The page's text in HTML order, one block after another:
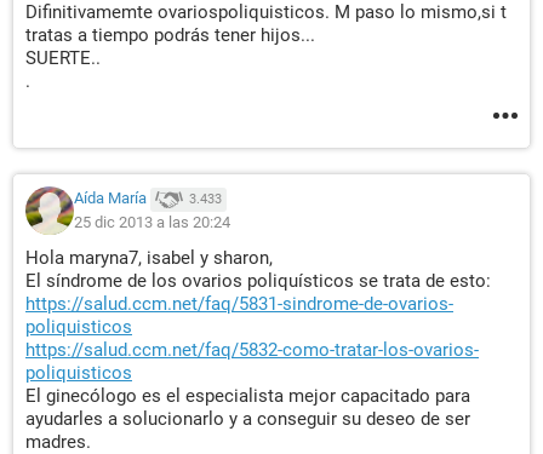
Difinitivamemte ovariospoliquisticos. M paso lo mismo,si t
tratas a tiempo podrás tener hijos...
SUERTE..
.
Aída María 3.433
25 dic 2013 a las 20:24
Hola maryna7, isabel y sharon,
El síndrome de los ovarios poliquísticos se trata de esto:
https://salud.ccm.net/faq/5831-sindrome-de-ovarios-
poliquisticos
https://salud.ccm.net/faq/5832-como-tratar-los-ovarios-
poliquisticos
El ginecólogo es el especialista mejor capacitado para
ayudarles a solucionarlo y a conseguir su deseo de ser
madres.